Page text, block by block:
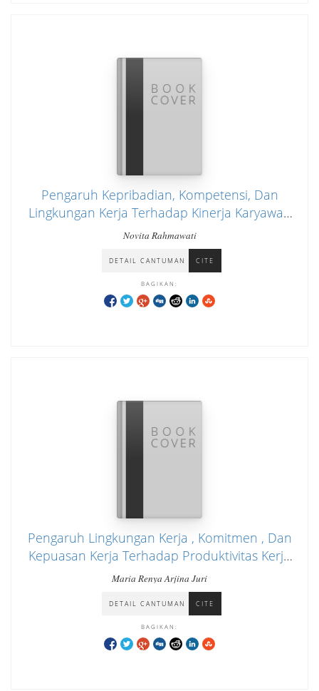
Pengaruh Kepribadian, Kompetensi, Dan
Lingkungan Kerja Terhadap Kinerja Karyawan
Pada PT. Pos Indonesia (Persero) Kantor
Regional IV Jakarta
Novita Rahmawati
DETAIL CANTUMAN CITE
BAGIKAN:
Pengaruh Lingkungan Kerja , Komitmen , Dan
Kepuasan Kerja Terhadap Produktivitas Kerja
Karyawan Pada PT. Kwanglim YH Indah
Pagaden Subang
Maria Renya Arjina Juri
DETAIL CANTUMAN CITE
BAGIKAN: